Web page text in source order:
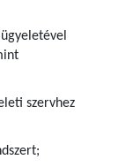
szervhez